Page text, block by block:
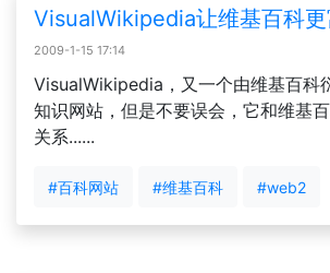
VisualWikipedia让维基百科更
2009-1-15 17:14
VisualWikipedia，又一个由维基百科
知识网站，但是不要误会，它和维基
关系......
#百科网站 #维基百科 #web2